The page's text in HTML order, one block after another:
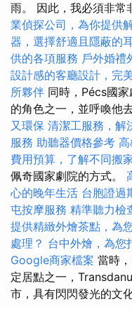
雨。 因此，我必須非常
業偵探公司，為你提供
器，選擇舒適且隱蔽的
供的各項服務 戶外婚禮
設計感的客廳設計，完
所夥伴 同時，Pécs國
的角色之一，並呼喚他
又環保 清潔工服務，解
服務 助聽器價格參考
費用預算，了解不同搬
佩奇國家劇院的方式。
心的晚年生活 台胞證過
屯按摩服務 精準聽力檢
提供精緻外燴茶點，為
處理？ 台中外燴，為您
Google商家檔案 當時
定居點之一，
市，具有閃閃發光的文